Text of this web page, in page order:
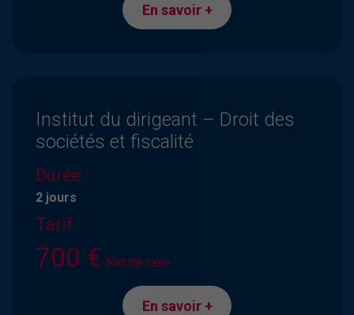
En savoir +
Institut du dirigeant – Droit des
sociétés et fiscalité
Durée :
2 jours
Tarif :
700 € Net de taxe
En savoir +